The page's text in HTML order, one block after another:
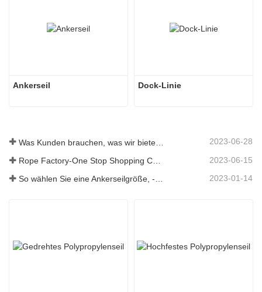
Ankerseil Dock-Linie
2023-06-28
2023-06-15
So wählen Sie eine Ankerseilgröße, -art, -länge und mehr aus？ 2023-01-14